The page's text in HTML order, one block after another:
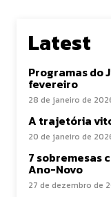
Latest
Programas do
fevereiro
28 de janeiro de
A trajetória
20 de janeiro de
7 sobremesas
Ano-Novo
27 de dezembro de